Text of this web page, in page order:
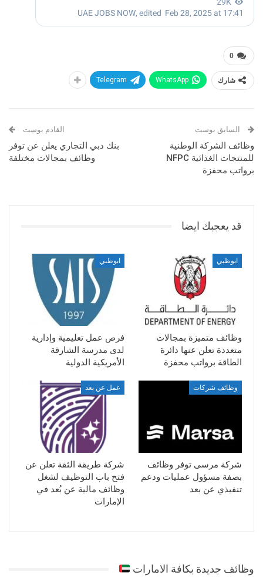
0
شارك WhatsApp
Telegram
السابق بوست
وظائف الشركة الوطنية
للمنتجات الغذائية NFPC
برواتب محفزة
القادم بوست
بنك دبي التجاري يعلن عن توفر
وظائف بمجالات مختلفة
قد يعجبك ايضا
ابوظبي
وظائف متميزة بمجالات
متعددة تعلن عنها دائرة
الطاقة برواتب محفزة
ابوظبي
فرص عمل تعليمية وإدارية
لدى مدرسة الشارقة
الأمريكية الدولية
وظائف شركات
شركة مرسى توفر وظائف
بصفة مسؤول عمليات ودعم
تنفيذي عن بعد
عمل عن بعد
شركة طريقة الثقة تعلن عن
فتح باب التوظيف لشغل
وظائف مالية عن بُعد في
الإمارات
وظائف جديدة بكافة الامارات